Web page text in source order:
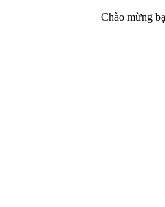
Chào mừng bạn đến